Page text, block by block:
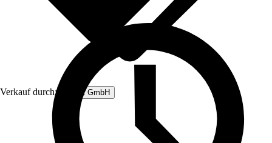
Verkauf durch: Rubart GmbH